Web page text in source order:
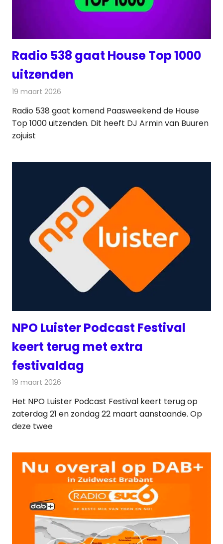
Radio 538 gaat House Top 1000
uitzenden
19 maart 2026
Radio 538 gaat komend Paasweekend de House
Top 1000 uitzenden. Dit heeft DJ Armin van Buuren
zojuist
NPO Luister Podcast Festival
keert terug met extra
festivaldag
19 maart 2026
Het NPO Luister Podcast Festival keert terug op
zaterdag 21 en zondag 22 maart aanstaande. Op
deze twee